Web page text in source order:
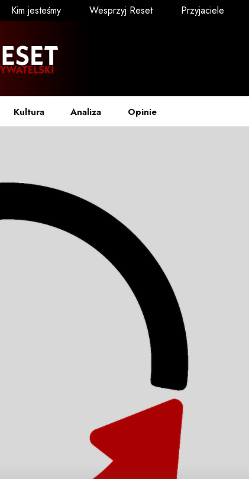
Kim jesteśmy Wesprzyj Reset Przyjaciele
Kultura Analiza Opinie